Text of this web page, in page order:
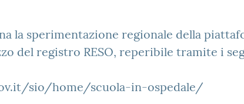
la sperimentazione regionale della
del registro RESO, reperibile tramite i
sio/home/scuola-in-ospedale/